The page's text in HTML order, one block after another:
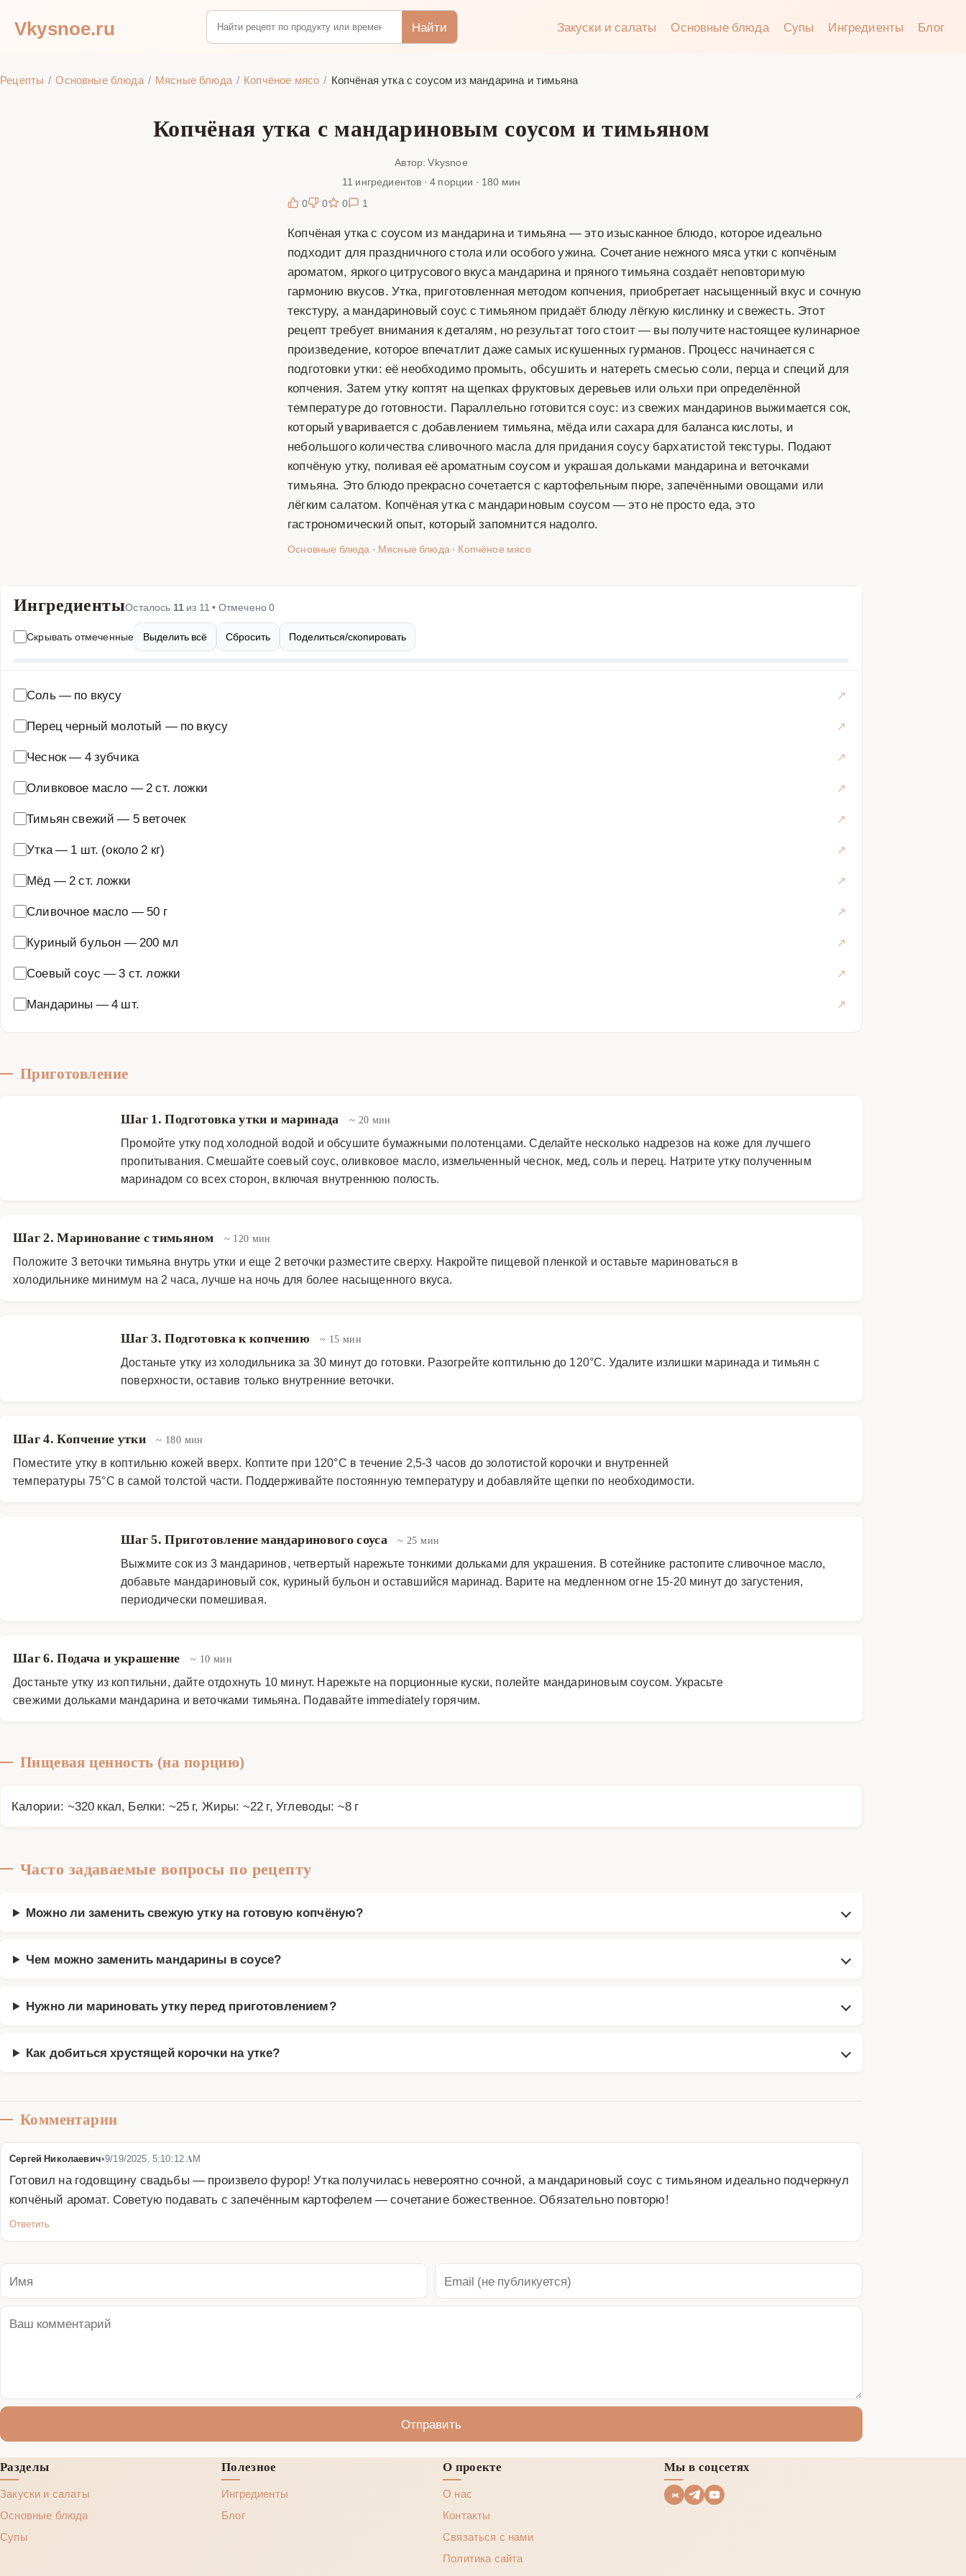
Vkysnoe.ru Найти Закуски и салаты Основные блюда Супы Ингредиенты Блог
Рецепты Основные блюда Мясные блюда Копчёное мясо Копчёная утка с соусом из мандарина и тимьяна
Копчёная утка с мандариновым соусом и тимьяном
Автор: Vkysnoe
11 ингредиентов · 4 порции · 180 мин
0
0 0 1
Копчёная утка с соусом из мандарина и тимьяна — это изысканное блюдо, которое идеально
подходит для праздничного стола или особого ужина. Сочетание нежного мяса утки с копчёным
ароматом, яркого цитрусового вкуса мандарина и пряного тимьяна создаёт неповторимую
гармонию вкусов. Утка, приготовленная методом копчения, приобретает насыщенный вкус и сочную
текстуру, а мандариновый соус с тимьяном придаёт блюду лёгкую кислинку и свежесть. Этот
рецепт требует внимания к деталям, но результат того стоит — вы получите настоящее кулинарное
произведение, которое впечатлит даже самых искушенных гурманов. Процесс начинается с
подготовки утки: её необходимо промыть, обсушить и натереть смесью соли, перца и специй для
копчения. Затем утку коптят на щепках фруктовых деревьев или ольхи при определённой
температуре до готовности. Параллельно готовится соус: из свежих мандаринов выжимается сок,
который уваривается с добавлением тимьяна, мёда или сахара для баланса кислоты, и
небольшого количества сливочного масла для придания соусу бархатистой текстуры. Подают
копчёную утку, поливая её ароматным соусом и украшая дольками мандарина и веточками
тимьяна. Это блюдо прекрасно сочетается с картофельным пюре, запечёнными овощами или
лёгким салатом. Копчёная утка с мандариновым соусом — это не просто еда, это
гастрономический опыт, который запомнится надолго.
Основные блюда · Мясные блюда· Копчёное мясо
ИнгредиентыОсталось 11 из 11 • Отмечено0
Скрывать отмеченные Выделить всё Сбросить Поделиться/скопировать
Соль — по вкусу
Перец черный молотый — по вкусу
Чеснок— 4 зубчика
Оливковое масло — 2 ст. ложки
Тимьян свежий — 5 веточек
Утка— 1 шт. (около 2 кг)
Мёд — 2 ст. ложки
Сливочное масло — 50 г
Куриный бульон — 200 мл
Соевый соус —3 ст. ложки
Мандарины —4 шт.
Приготовление
Шаг 1. Подготовка утки и маринада ~ 20 мин
Промойте утку под холодной водой и обсушите бумажными полотенцами. Сделайте несколько надрезов на коже для лучшего
пропитывания. Смешайте соевый соус, оливковое масло, измельченный чеснок, мед, соль и перец. Натрите утку полученным
маринадом со всех сторон, включая внутреннюю полость.
Шаг 2. Маринование с тимьяном ~ 120 мин
Положите 3 веточки тимьяна внутрь утки и еще 2 веточки разместите сверху. Накройте пищевой пленкой и оставьте мариноваться в
холодильнике минимум на 2 часа, лучше на ночь для более насыщенного вкуса.
Шаг 3. Подготовка к копчению ~ 15 мин
Достаньте утку из холодильника за 30 минут до готовки. Разогрейте коптильню до 120°C. Удалите излишки маринада и тимьян с
поверхности, оставив только внутренние веточки.
Шаг 4. Копчение утки ~ 180 мин
Поместите утку в коптильню кожей вверх. Коптите при 120°C в течение 2,5-3 часов до золотистой корочки и внутренней
температуры 75°C в самой толстой части. Поддерживайте постоянную температуру и добавляйте щепки по необходимости.
Шаг 5. Приготовление мандаринового соуса ~ 25 мин
Выжмите сок из 3 мандаринов, четвертый нарежьте тонкими дольками для украшения. В сотейнике растопите сливочное масло,
добавьте мандариновый сок, куриный бульон и оставшийся маринад. Варите на медленном огне 15-20 минут до загустения,
периодически помешивая.
Шаг 6. Подача и украшение ~ 10 мин
Достаньте утку из коптильни, дайте отдохнуть 10 минут. Нарежьте на порционные куски, полейте мандариновым соусом. Украсьте
свежими дольками мандарина и веточками тимьяна. Подавайте immediately горячим.
Пищевая ценность (на порцию)
Калории: ~320 ккал, Белки: ~25 г, Жиры: ~22 г, Углеводы: ~8 г
Часто задаваемые вопросы по рецепту
Можно ли заменить свежую утку на готовую копчёную?
Чем можно заменить мандарины в соусе?
Нужно ли мариновать утку перед приготовлением?
Как добиться хрустящей корочки на утке?
Комментарии
Сергей Николаевич•9/19/2025, 5:10:12 AM
Готовил на годовщину свадьбы — произвело фурор! Утка получилась невероятно сочной, а мандариновый соус с тимьяном идеально подчеркнул
копчёный аромат. Советую подавать с запечённым картофелем — сочетание божественное. Обязательно повторю!
Ответить
Отправить
Разделы
Закуски и салаты
Основные блюда
Супы
Полезное
Ингредиенты
Блог
О проекте
О нас
Контакты
Связаться с нами
Политика сайта
Мы в соцсетях